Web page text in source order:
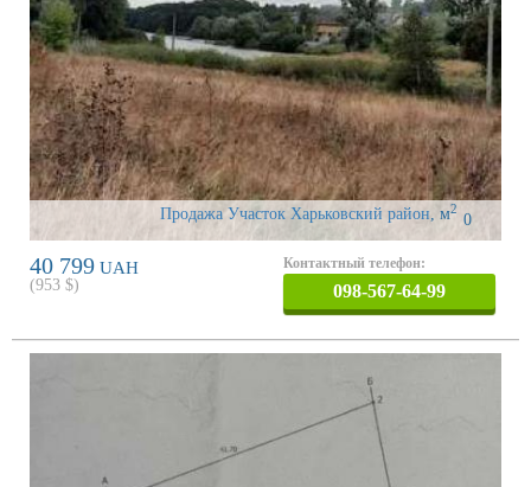
Продажа Участок Харьковский район, 0
м2
40 799 UAH
(953 $)
Контактный телефон:
098-567-64-99